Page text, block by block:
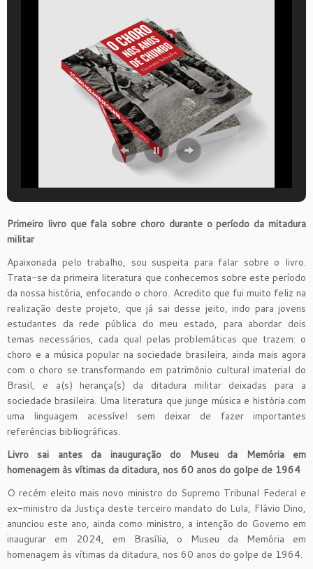
Primeiro livro que fala sobre choro durante o período da mitadura
militar
Apaixonada pelo trabalho, sou suspeita para falar sobre o livro.
Trata-se da primeira literatura que conhecemos sobre este período
da nossa história, enfocando o choro. Acredito que fui muito feliz na
realização deste projeto, que já sai desse jeito, indo para jovens
estudantes da rede pública do meu estado, para abordar dois
temas necessários, cada qual pelas problemáticas que trazem: o
choro e a música popular na sociedade brasileira, ainda mais agora
com o choro se transformando em patrimônio cultural imaterial do
Brasil, e a(s) herança(s) da ditadura militar deixadas para a
sociedade brasileira. Uma literatura que junge música e história com
uma linguagem acessível sem deixar de fazer importantes
referências bibliográficas.
Livro sai antes da inauguração do
Museu da Memória em
homenagem às vítimas da ditadura, nos 60 anos do golpe de 1964
O recém eleito mais novo ministro do Supremo Tribunal Federal e
ex-ministro da Justiça deste terceiro mandato do Lula, Flávio Dino,
anunciou este ano, ainda como ministro, a intenção do Governo em
inaugurar em 2024, em Brasília, o Museu da Memória em
homenagem às vítimas da ditadura, nos 60 anos do golpe de 1964.